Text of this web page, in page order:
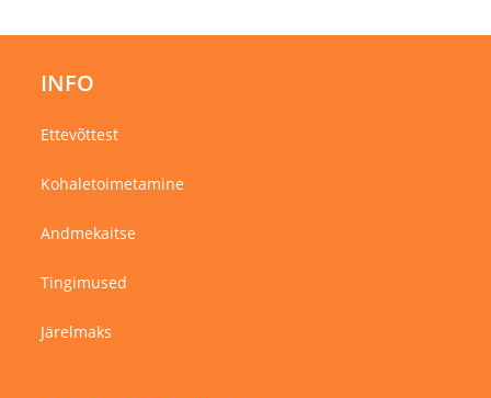
INFO
Ettevõttest
Kohaletoimetamine
Andmekaitse
Tingimused
Järelmaks